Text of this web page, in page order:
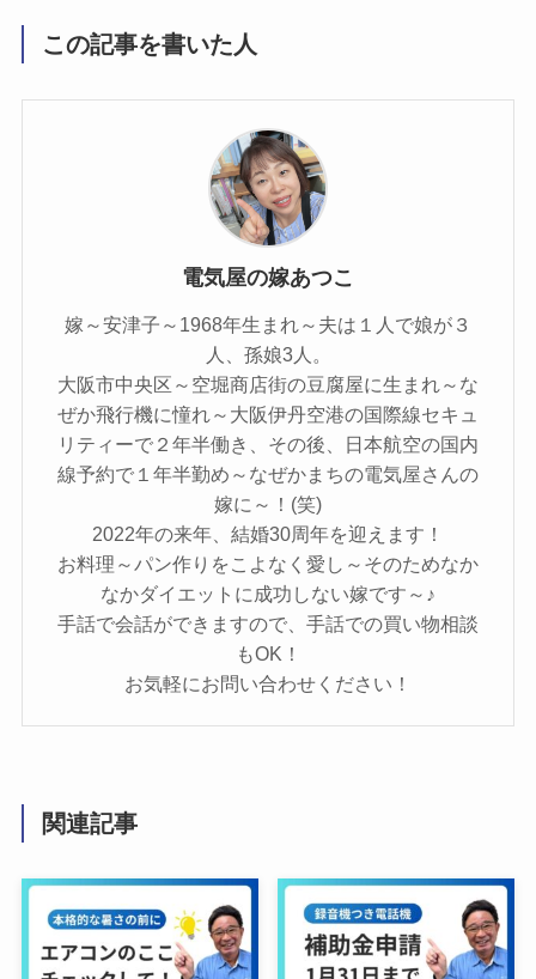
この記事を書いた人
電気屋の嫁あつこ
嫁～安津子～1968年生まれ～夫は１人で娘が３
人、孫娘3人。
大阪市中央区～空堀商店街の豆腐屋に生まれ～な
ぜか飛行機に憧れ～大阪伊丹空港の国際線セキュ
リティーで２年半働き、その後、日本航空の国内
線予約で１年半勤め～なぜかまちの電気屋さんの
嫁に～！(笑)
2022年の来年、結婚30周年を迎えます！
お料理～パン作りをこよなく愛し～そのためなか
なかダイエットに成功しない嫁です～♪
手話で会話ができますので、手話での買い物相談
もOK！
お気軽にお問い合わせください！
関連記事